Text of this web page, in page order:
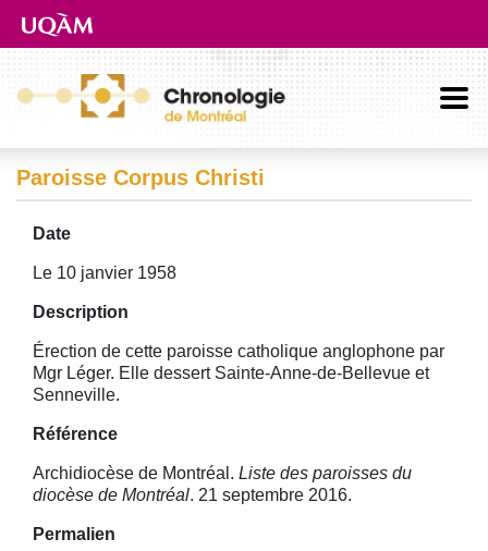
Aller directement au contenu principal
Paroisse Corpus Christi
Date
Le 10 janvier 1958
Description
Érection de cette paroisse catholique anglophone par
Mgr Léger. Elle dessert Sainte-Anne-de-Bellevue et
Senneville.
Référence
Archidiocèse de Montréal. Liste des paroisses du
diocèse de Montréal. 21 septembre 2016.
Permalien